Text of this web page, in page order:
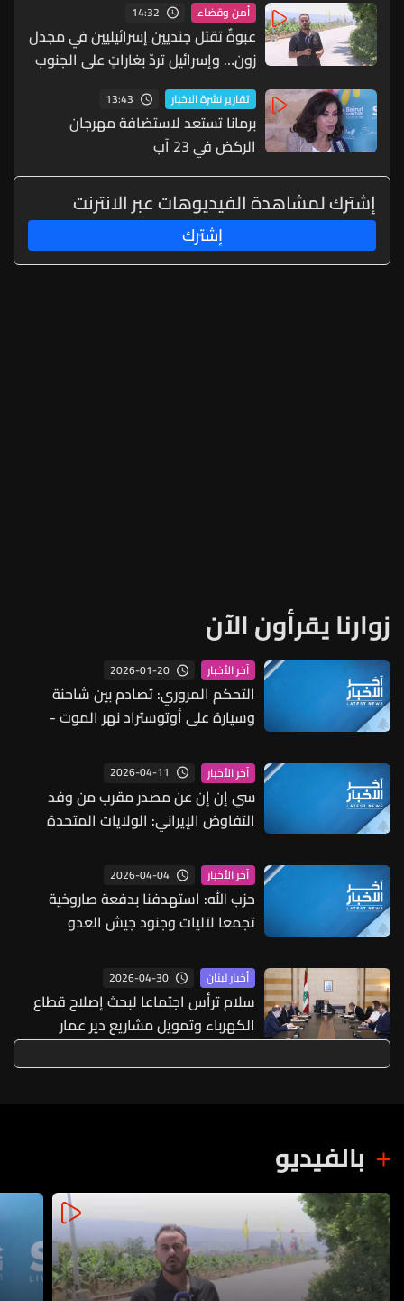
أمن وقضاء 14:32
عبوةٌ تقتل جنديين إسرائيليين في مجدل
زون… وإسرائيل تردّ بغاراتٍ على الجنوب
تقارير نشرة الاخبار 13:43
برمانا تستعد لاستضافة مهرجان
الركض في 23 آب
إشترك لمشاهدة الفيديوهات عبر الانترنت
إشترك
زوارنا يقرأون الآن
آخر الأخبار 2026-01-20
التحكم المروري: تصادم بين شاحنة
وسيارة على أوتوستراد نهر الموت -
الجديدة في المحلة للمعالجة
آخر الأخبار 2026-04-11
سي إن إن عن مصدر مقرب من وفد
التفاوض الإيراني: الولايات المتحدة
هرمز
آخر الأخبار 2026-04-04
حزب الله: استهدفنا بدفعة صاروخية
تجمعا لآليات وجنود جيش العدو
أخبار لبنان 2026-04-30
سلام ترأس اجتماعا لبحث إصلاح قطاع
الكهرباء وتمويل مشاريع دير عمار
بالفيديو